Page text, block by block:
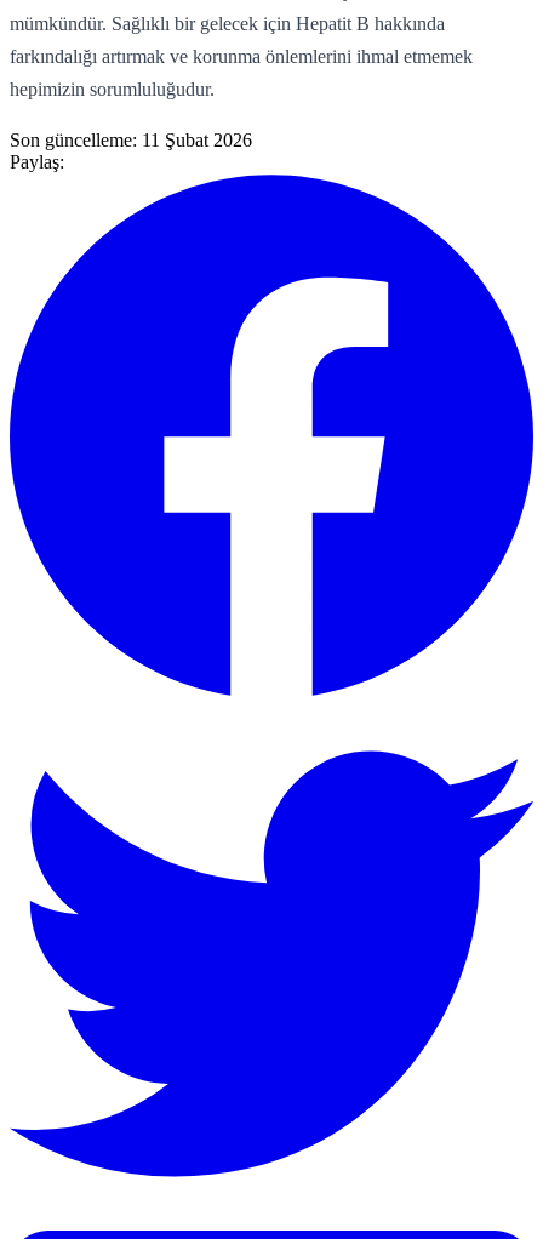
mümkündür. Sağlıklı bir gelecek için Hepatit B hakkında
farkındalığı artırmak ve korunma önlemlerini ihmal etmemek
hepimizin sorumluluğudur.
Son güncelleme: 11 Şubat 2026
Paylaş: